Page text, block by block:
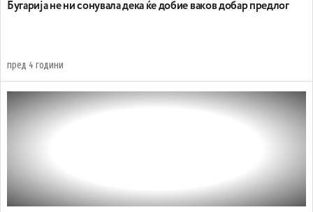
Бугарија не ни сонувала дека ќе добие ваков добар предлог
пред 4 години